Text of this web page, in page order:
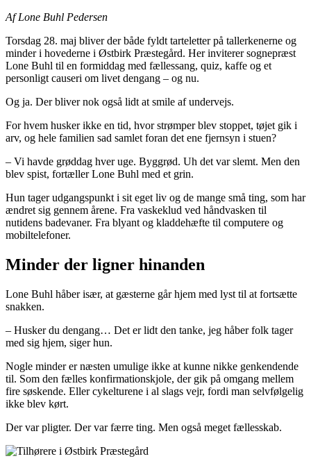
Af Lone Buhl Pedersen
Torsdag 28. maj bliver der både fyldt tarteletter på tallerkenerne og
minder i hovederne i Østbirk Præstegård. Her inviterer sognepræst
Lone Buhl til en formiddag med fællessang, quiz, kaffe og et
personligt causeri om livet dengang – og nu.
Og ja. Der bliver nok også lidt at smile af undervejs.
For hvem husker ikke en tid, hvor strømper blev stoppet, tøjet gik i
arv, og hele familien sad samlet foran det ene fjernsyn i stuen?
– Vi havde grøddag hver uge. Byggrød. Uh det var slemt. Men den
blev spist, fortæller Lone Buhl med et grin.
Hun tager udgangspunkt i sit eget liv og de mange små ting, som har
ændret sig gennem årene. Fra vaskeklud ved håndvasken til
nutidens badevaner. Fra blyant og kladdehæfte til computere og
mobiltelefoner.
Minder der ligner hinanden
Lone Buhl håber især, at gæsterne går hjem med lyst til at fortsætte
snakken.
– Husker du dengang… Det er lidt den tanke, jeg håber folk tager
med sig hjem, siger hun.
Nogle minder er næsten umulige ikke at kunne nikke genkendende
til. Som den fælles konfirmationskjole, der gik på omgang mellem
fire søskende. Eller cykelturene i al slags vejr, fordi man selvfølgelig
ikke blev kørt.
Der var pligter. Der var færre ting. Men også meget fællesskab.